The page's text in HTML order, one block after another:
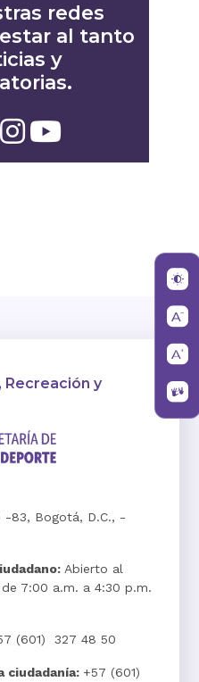
redes
al tanto
y
Recreación y
-83, Bogotá, D.C., -
Abierto al
7:00 a.m. a 4:30 p.m.
(601) 327 48 50
ciudadanía: +57 (601)